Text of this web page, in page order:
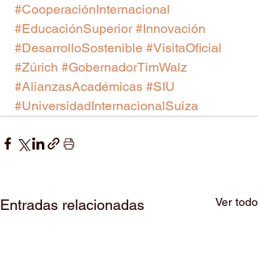
#CooperaciónInternacional
#EducaciónSuperior #Innovación
#DesarrolloSostenible #VisitaOficial
#Zúrich #GobernadorTimWalz
#AlianzasAcadémicas #SIU
#UniversidadInternacionalSuiza
Entradas relacionadas Ver todo